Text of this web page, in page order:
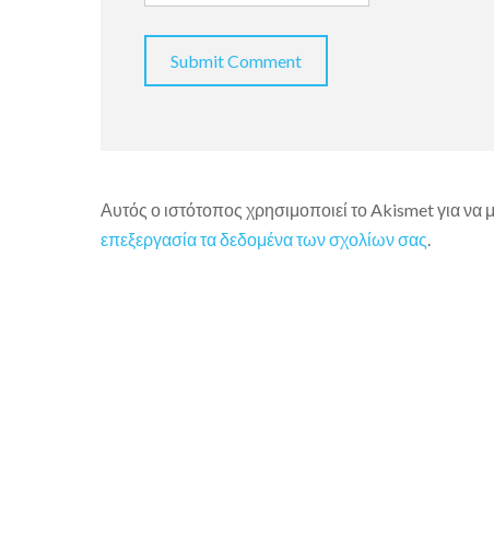
Αυτός ο ιστότοπος χρησιμοποιεί το Akismet για να
επεξεργασία τα δεδομένα των σχολίων σας.